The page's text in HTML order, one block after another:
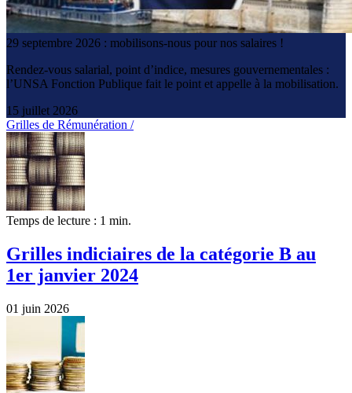
29 septembre 2026 : mobilisons-nous pour nos salaires !
Rendez-vous salarial, point d’indice, mesures gouvernementales :
l’UNSA Fonction Publique fait le point et appelle à la mobilisation.
15 juillet 2026
Grilles de Rémunération /
Temps de lecture : 1 min.
Grilles indiciaires de la catégorie B au
1er janvier 2024
01 juin 2026